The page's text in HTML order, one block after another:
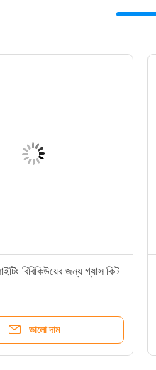
বিবিকিউয়ের জন্য গ্যাস কিট
ভালো দাম